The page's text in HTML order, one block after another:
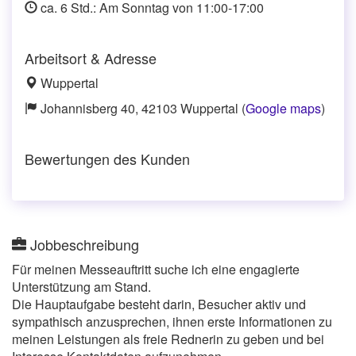
ca. 6 Std.: Am Sonntag von 11:00-17:00
Arbeitsort & Adresse
Wuppertal
Johannisberg 40, 42103 Wuppertal (Google maps)
Bewertungen des Kunden
Jobbeschreibung
Für meinen Messeauftritt suche ich eine engagierte
Unterstützung am Stand.
Die Hauptaufgabe besteht darin, Besucher aktiv und
sympathisch anzusprechen, ihnen erste Informationen zu
meinen Leistungen als freie Rednerin zu geben und bei